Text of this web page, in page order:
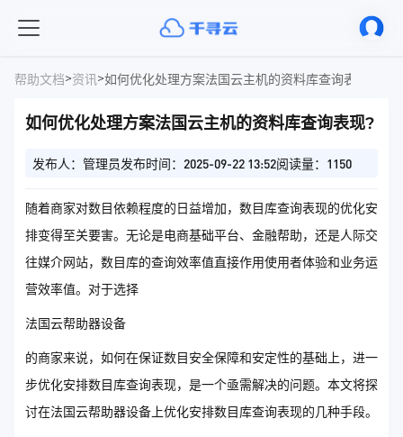
帮助文档>资讯>如何优化处理方案法国云主机的资料库查询表现?
如何优化处理方案法国云主机的资料库查询表现?
发布人：管理员发布时间：2025-09-22 13:52阅读量：1150
随着商家对数目依赖程度的日益增加，数目库查询表现的优化安
排变得至关要害。无论是电商基础平台、金融帮助，还是人际交
往媒介网站，数目库的查询效率值直接作用使用者体验和业务运
营效率值。对于选择
法国云帮助器设备
的商家来说，如何在保证数目安全保障和安定性的基础上，进一
步优化安排数目库查询表现，是一个亟需解决的问题。本文将探
讨在法国云帮助器设备上优化安排数目库查询表现的几种手段。